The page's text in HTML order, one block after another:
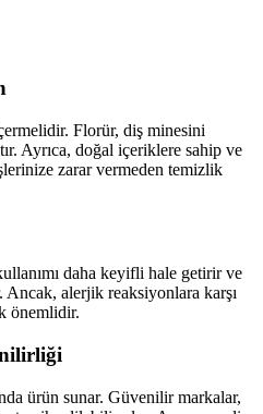
Florür, diş minesini
Ayrıca, doğal içeriklere sahip ve
zarar vermeden temizlik
daha keyifli hale getirir ve
Ancak, alerjik reaksiyonlara karşı
önemlidir.
ürün sunar. Güvenilir markalar,